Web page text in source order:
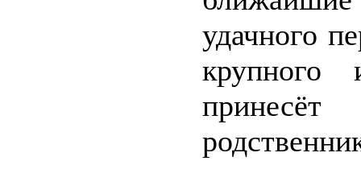
удачного
крупного